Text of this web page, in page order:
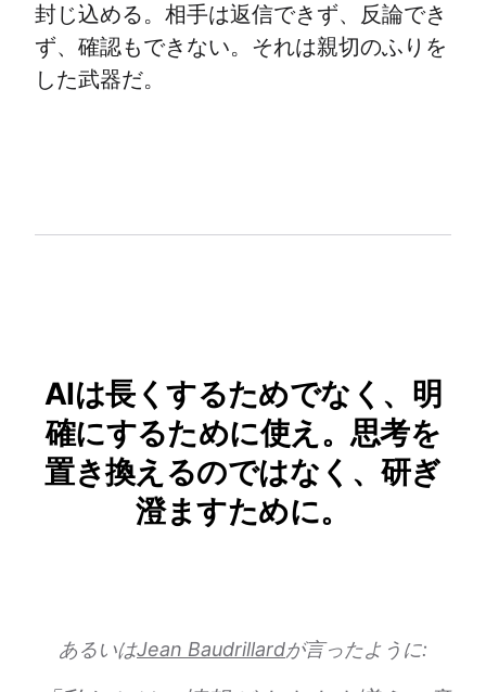
封じ込める。相手は返信できず、反論でき
ず、確認もできない。それは親切のふりを
した武器だ。
AIは長くするためでなく、明
確にするために使え。思考を
置き換えるのではなく、研ぎ
澄ますために。
あるいはJean Baudrillardが言ったように: